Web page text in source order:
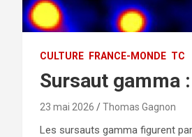
CULTURE FRANCE-MONDE TC
Sursaut gamma
23 mai 2026 Thomas Gagnon
Les sursauts gamma figurent